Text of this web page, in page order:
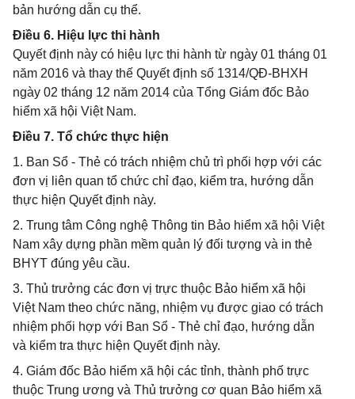
bản hướng dẫn cụ thể.
Điều 6. Hiệu lực thi hành
Quyết định này có hiệu lực thi hành từ ngày 01 tháng 01
năm 2016 và thay thế Quyết định số 1314/QĐ-BHXH
ngày 02 tháng 12 năm 2014 của Tổng Giám đốc Bảo
hiểm xã hội Việt Nam.
Điều 7. Tổ chức thực hiện
1. Ban Sổ - Thẻ có trách nhiệm chủ trì phối hợp với các
đơn vị liên quan tổ chức chỉ đạo, kiểm tra, hướng dẫn
thực hiện Quyết định này.
2. Trung tâm Công nghệ Thông tin Bảo hiểm xã hội Việt
Nam xây dựng phần mềm quản lý đối tượng và in thẻ
BHYT đúng yêu cầu.
3. Thủ trưởng các đơn vị trực thuộc Bảo hiểm xã hội
Việt Nam theo chức năng, nhiệm vụ được giao có trách
nhiệm phối hợp với Ban Sổ - Thẻ chỉ đạo, hướng dẫn
và kiểm tra thực hiện Quyết định này.
4. Giám đốc Bảo hiểm xã hội các tỉnh, thành phố trực
thuộc Trung ương và Thủ trưởng cơ quan Bảo hiểm xã